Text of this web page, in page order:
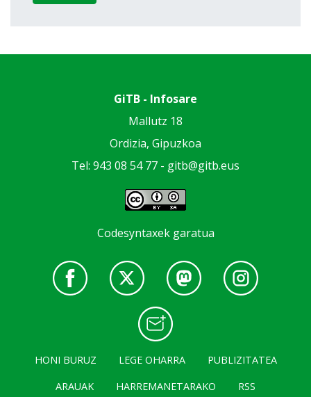
GiTB - Infosare
Mallutz 18
Ordizia, Gipuzkoa
Tel: 943 08 54 77 - gitb@gitb.eus
Codesyntaxek garatua
HONI BURUZ LEGE OHARRA
PUBLIZITATEA
ARAUAK
HARREMANETARAKO RSS